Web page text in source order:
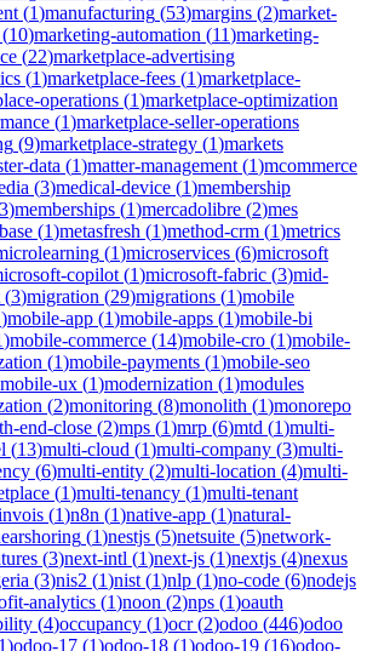
(1)manufacturing (53)margins (2)market-
(10)marketing-automation (11)marketing-
(22)marketplace-advertising
(1)marketplace-fees (1)marketplace-
operations (1)marketplace-optimization
(1)marketplace-seller-operations
(9)marketplace-strategy (1)markets
data (1)matter-management (1)mcommerce
(3)medical-device (1)membership
3)memberships (1)mercadolibre (2)mes
(1)metasfresh (1)method-crm (1)metrics
(1)microservices (6)microsoft
copilot (1)microsoft-fabric (3)mid-
(3)migration (29)migrations (1)mobile
)mobile-app (1)mobile-apps (1)mobile-bi
)mobile-commerce (14)mobile-cro (1)mobile-
(1)mobile-payments (1)mobile-seo
mobile-ux (1)modernization (1)modules
(2)monitoring (8)monolith (1)monorepo
end-close (2)mps (1)mrp (6)mtd (1)multi-
(13)multi-cloud (1)multi-company (3)multi-
(6)multi-entity (2)multi-location (4)multi-
(1)multi-tenancy (1)multi-tenant
(1)n8n (1)native-app (1)natural-
(1)nestjs (5)netsuite (5)network-
(3)next-intl (1)next-js (1)nextjs (4)nexus
(3)nis2 (1)nist (1)nlp (1)no-code (6)nodejs
analytics (1)noon (2)nps (1)oauth
(4)occupancy (1)ocr(2)odoo (446)odoo
1)odoo-17 (1)odoo-18 (1)odoo-19 (16)odoo-